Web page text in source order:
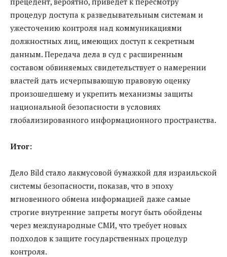
процедур доступа к разведывательным системам и
ужесточению контроля над коммуникациями
должностных лиц, имеющих доступ к секретным
данным. Передача дела в суд с расширенным
составом обвиняемых свидетельствует о намерении
властей дать исчерпывающую правовую оценку
произошедшему и укрепить механизмы защиты
национальной безопасности в условиях
глобализированного информационного пространства.
Итог:
Дело Bild стало лакмусовой бумажкой для израильской
системы безопасности, показав, что в эпоху
мгновенного обмена информацией даже самые
строгие внутренние запреты могут быть обойдены
через международные СМИ, что требует новых
подходов к защите государственных процедур
контроля.